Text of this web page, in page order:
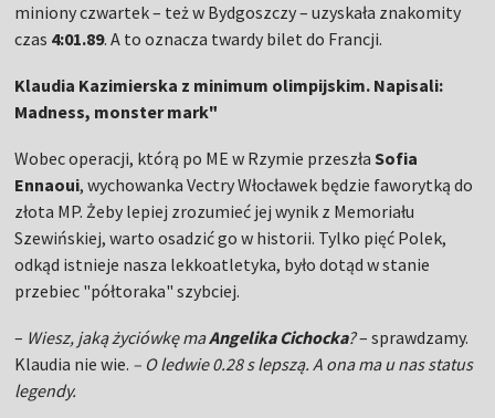
miniony czwartek – też w Bydgoszczy – uzyskała znakomity
czas 4:01.89. A to oznacza twardy bilet do Francji.
Klaudia Kazimierska z minimum olimpijskim. Napisali:
Madness, monster mark"
Wobec operacji, którą po ME w Rzymie przeszłaSofia
Ennaoui, wychowanka Vectry Włocławek będzie faworytką do
złota MP. Żeby lepiej zrozumieć jej wynik z Memoriału
Szewińskiej, warto osadzić go w historii. Tylko pięć Polek,
odkąd istnieje nasza lekkoatletyka, było dotąd w stanie
przebiec "półtoraka" szybciej.
– Wiesz, jaką życiówkę maAngelika Cichocka?– sprawdzamy.
Klaudia nie wie. – O ledwie 0.28 s lepszą. A ona ma u nas status
legendy.